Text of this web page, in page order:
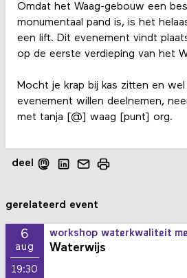
Omdat het Waag-gebouw een
monumentaal pand is, is het
een lift. Dit evenement vindt
op de eerste verdieping van het
Mocht je krap bij kas zitten en wel
evenement willen deelnemen,
met tanja [@] waag [punt] org.
deel
gerelateerd event
6
aug
19:30
workshop waterkwaliteit
Waterwijs